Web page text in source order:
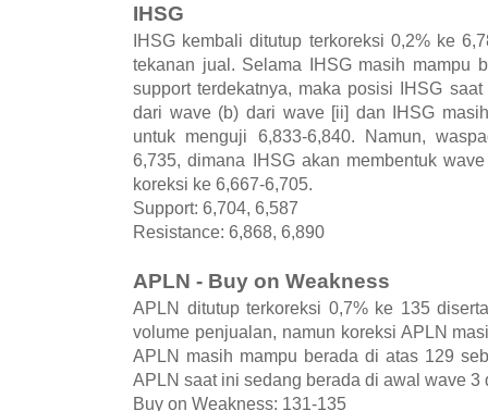
IHSG
IHSG kembali ditutup terkoreksi 0,2% ke
tekanan jual. Selama IHSG masih mampu
support terdekatnya, maka posisi IHSG
dari wave (b) dari wave [ii] dan IHSG
untuk menguji 6,833-6,840. Namun,
6,735, dimana IHSG akan membentuk
koreksi ke 6,667-6,705.
Support: 6,704, 6,587
Resistance: 6,868, 6,890
APLN - Buy on Weakness
APLN ditutup terkoreksi 0,7% ke 135
volume penjualan, namun koreksi APLN
APLN masih mampu berada di atas 129
APLN saat ini sedang berada di awal wave 3
Buy on Weakness: 131-135